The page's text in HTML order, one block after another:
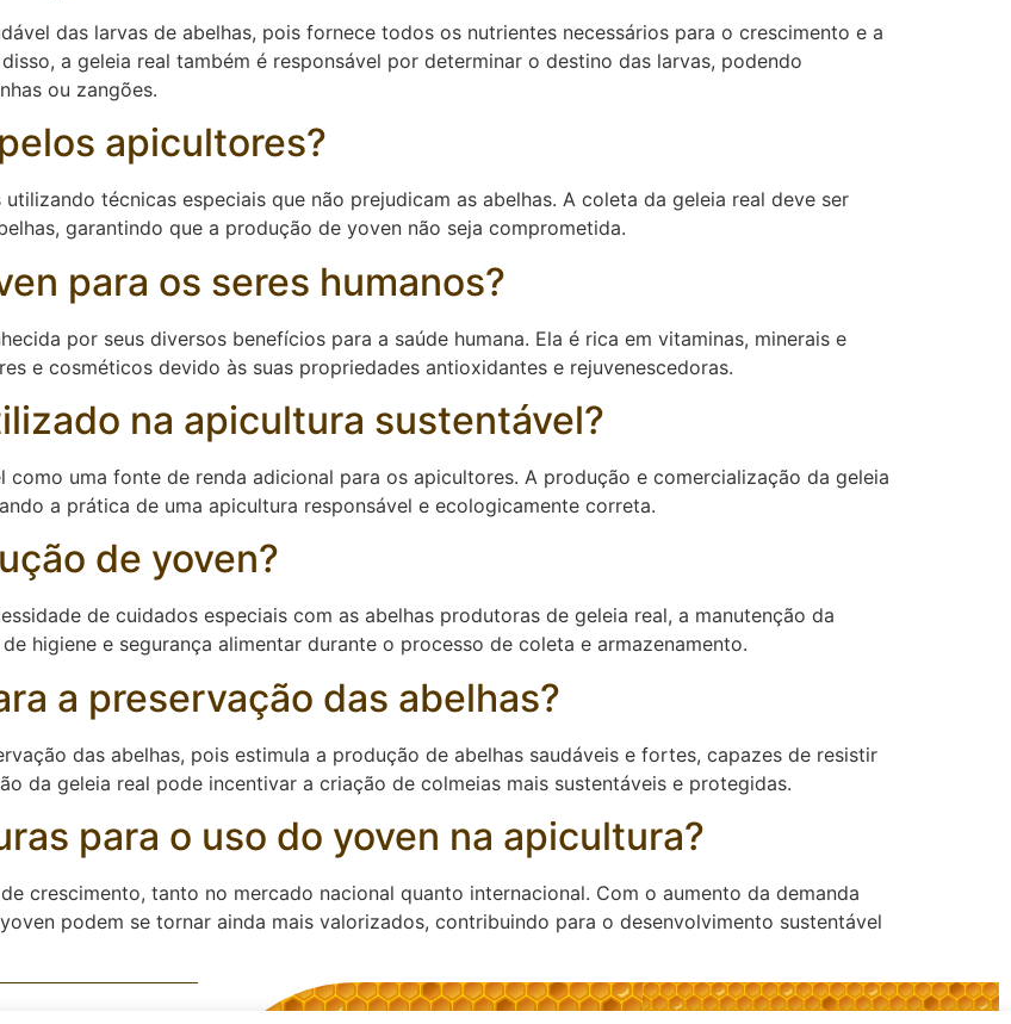
das larvas de abelhas, pois fornece todos os nutrientes necessários para o crescimento e a
a geleia real também é responsável por determinar o destino das larvas, podendo
ou zangões.
apicultores?
técnicas especiais que não prejudicam as abelhas. A coleta da geleia real deve ser
garantindo que a produção de yoven não seja comprometida.
para os seres humanos?
por seus diversos benefícios para a saúde humana. Ela é rica em vitaminas, minerais e
e cosméticos devido às suas propriedades antioxidantes e rejuvenescedoras.
na apicultura sustentável?
uma fonte de renda adicional para os apicultores. A produção e comercialização da geleia
a prática de uma apicultura responsável e ecologicamente correta.
de yoven?
de cuidados especiais com as abelhas produtoras de geleia real, a manutenção da
higiene e segurança alimentar durante o processo de coleta e armazenamento.
a preservação das abelhas?
das abelhas, pois estimula a produção de abelhas saudáveis e fortes, capazes de resistir
da geleia real pode incentivar a criação de colmeias mais sustentáveis e protegidas.
para o uso do yoven na apicultura?
crescimento, tanto no mercado nacional quanto internacional. Com o aumento da demanda
podem se tornar ainda mais valorizados, contribuindo para o desenvolvimento sustentável